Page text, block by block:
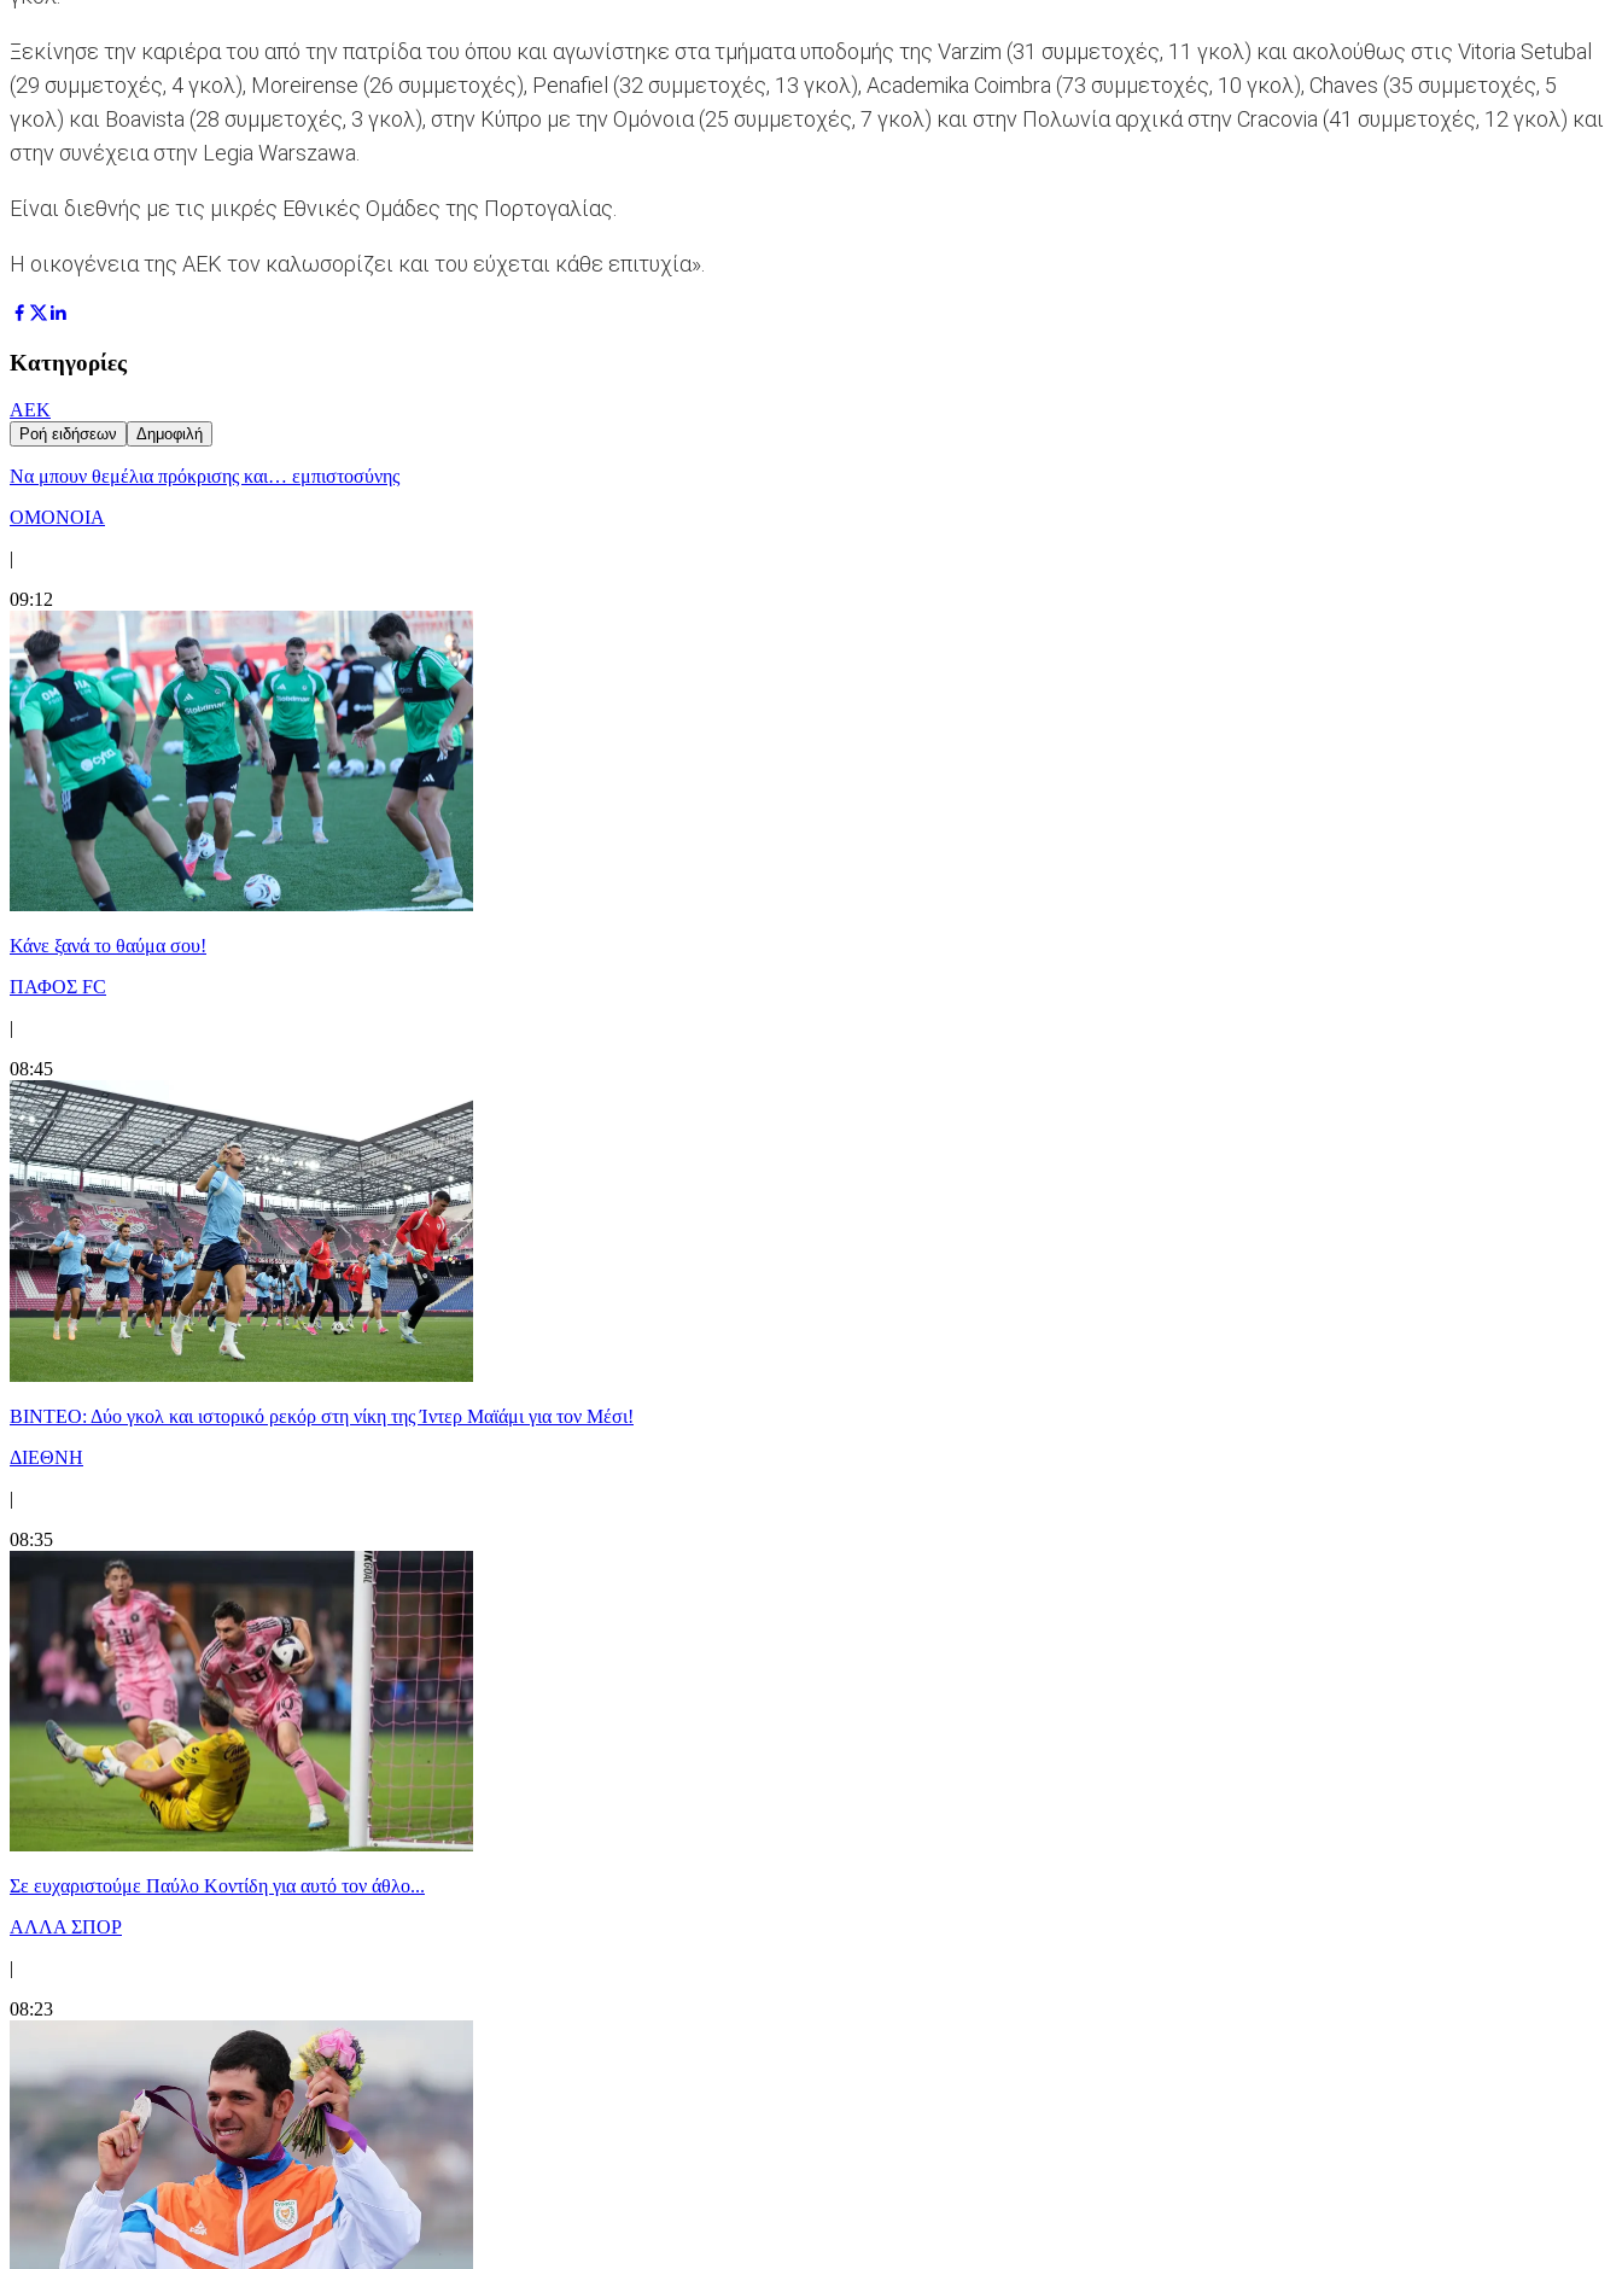
Ξεκίνησε την καριέρα του από την πατρίδα του όπου και αγωνίστηκε στα τμήματα υποδομής της Varzim (31 συμμετοχές, 11 γκολ) και ακολούθως στις Vitoria Setubal
(29 συμμετοχές, 4 γκολ), Moreirense (26 συμμετοχές), Penafiel (32 συμμετοχές, 13 γκολ), Academika Coimbra (73 συμμετοχές, 10 γκολ), Chaves (35 συμμετοχές, 5
γκολ) και Boavista (28 συμμετοχές, 3 γκολ), στην Κύπρο με την Ομόνοια (25 συμμετοχές, 7 γκολ) και στην Πολωνία αρχικά στην Cracovia (41 συμμετοχές, 12 γκολ) και
στην συνέχεια στην Legia Warszawa.
Είναι διεθνής με τις μικρές Εθνικές Ομάδες της Πορτογαλίας.
H oικογένεια της ΑΕΚ τον καλωσορίζει και του εύχεται κάθε επιτυχία».
Κατηγορίες
ΑΕΚ
Ροή ειδήσεων Δημοφιλή
Να μπουν θεμέλια πρόκρισης και… εμπιστοσύνης
ΟΜΟΝΟΙΑ
|
09:12
Κάνε ξανά το θαύμα σου!
ΠΑΦΟΣ FC
|
08:45
ΒΙΝΤΕΟ: Δύο γκολ και ιστορικό ρεκόρ στη νίκη της Ίντερ Μαϊάμι για τον Μέσι!
ΔΙΕΘΝΗ
|
08:35
Σε ευχαριστούμε Παύλο Κοντίδη για αυτό τον άθλο...
ΑΛΛΑ ΣΠΟΡ
|
08:23